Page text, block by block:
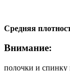
Средняя
Внимание:
полочки и спинку